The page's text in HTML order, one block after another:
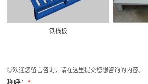
铁栈板
◎欢迎您留言咨询，请在这里提交您想咨询的内容。
称呼： *